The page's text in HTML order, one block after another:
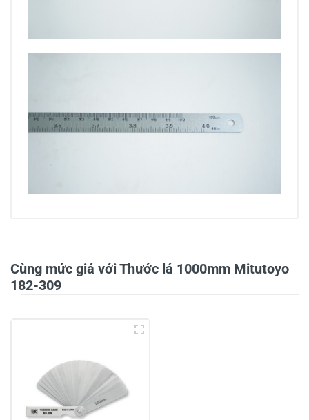
Cùng mức giá với Thước lá 1000mm Mitutoyo
182-309